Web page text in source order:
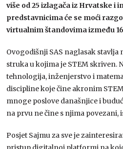
više od 25 izlagača iz Hrvatske i
predstavnicima će se moći
virtualnim štandovima između 16
Ovogodišnji SAS naglasak stavlja
struka u kojima je STEM skriven.
tehnologija, inženjerstvo i
discipline koje čine akronim
mnoge poslove današnjice i
na prvu ne čine s njima
Posjet Sajmu za sve je